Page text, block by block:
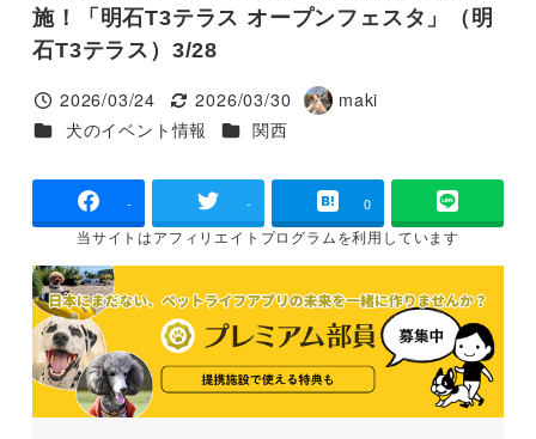
施！「明石T3テラス オープンフェスタ」（明
石T3テラス）3/28
投稿日
2026/03/24
更新日
2026/03/30
著
maki
カテゴリー
犬のイベント情報 カテゴリー
関西
- - 0
当サイトはアフィリエイトプログラムを利用しています